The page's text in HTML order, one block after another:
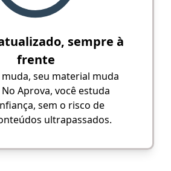
sempre à
frente
seu material muda
Aprova, você estuda
sem o risco de
ultrapassados.